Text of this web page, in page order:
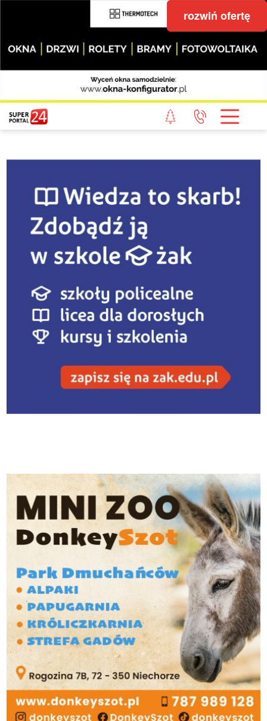
rozwiń ofertę
STRONA GŁÓWNA
POWIAT GRYFICKI
STUDIO SUPERPORTALU
KONTAKT
REDAKCJA
REGULAMIN